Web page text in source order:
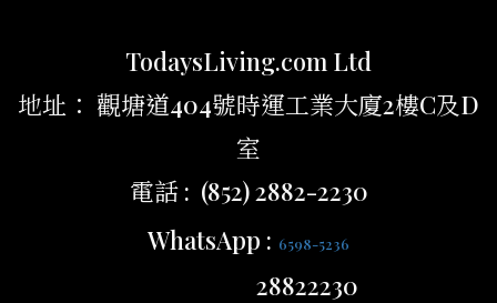
TodaysLiving.com Ltd
地址： 觀塘道404號時運工業大廈2樓C及D
室
電話 : (852) 2882-2230
WhatsApp : 6598-5236
28822230